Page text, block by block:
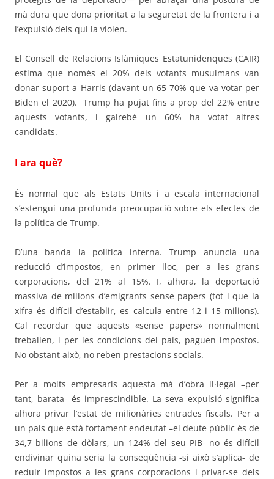
mà dura que dona prioritat a la seguretat de la frontera i a
l’expulsió dels qui la violen.
El Consell de Relacions Islàmiques Estatunidenques (CAIR)
estima que només el 20% dels votants musulmans van
donar suport a Harris (davant un 65-70% que va votar per
Biden el 2020). Trump ha pujat fins a prop del 22% entre
aquests votants, i gairebé un 60% ha votat altres
candidats.
I ara què?
És normal que als Estats Units i a escala internacional
s’estengui una profunda preocupació sobre els efectes de
la política de Trump.
D’una banda la política interna. Trump anuncia una
reducció d’impostos, en primer lloc, per a les grans
corporacions, del 21% al 15%. I, alhora, la deportació
massiva de milions d’emigrants sense papers (tot i que la
xifra és difícil d’establir, es calcula entre 12 i 15 milions).
Cal recordar que aquests «sense papers» normalment
treballen, i per les condicions del país, paguen impostos.
No obstant això, no reben prestacions socials.
Per a molts empresaris aquesta mà d’obra il·legal –per
tant, barata- és imprescindible. La seva expulsió significa
alhora privar l’estat de milionàries entrades fiscals. Per a
un país que està fortament endeutat –el deute públic és de
34,7 bilions de dòlars, un 124% del seu PIB- no és difícil
endivinar quina seria la conseqüència -si això s’aplica- de
reduir impostos a les grans corporacions i privar-se dels